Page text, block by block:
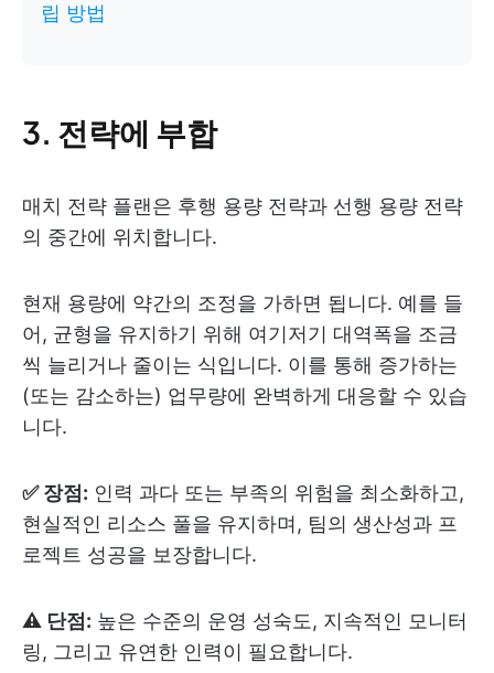
립 방법
3. 전략에 부합
매치 전략 플랜은 후행 용량 전략과 선행 용량 전략
의 중간에 위치합니다.
현재 용량에 약간의 조정을 가하면 됩니다. 예를 들
어, 균형을 유지하기 위해 여기저기 대역폭을 조금
씩 늘리거나 줄이는 식입니다. 이를 통해 증가하는
(또는 감소하는) 업무량에 완벽하게 대응할 수 있습
니다.
✅ 장점: 인력 과다 또는 부족의 위험을 최소화하고,
현실적인 리소스 풀을 유지하며, 팀의 생산성과 프
로젝트 성공을 보장합니다.
⚠️ 단점: 높은 수준의 운영 성숙도, 지속적인 모니터
링, 그리고 유연한 인력이 필요합니다.